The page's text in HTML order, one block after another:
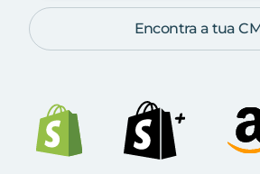
Encontra a tua